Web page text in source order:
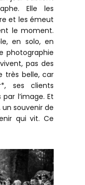
Elle les
et les émeut
le moment.
en solo, en
photographie
pas des
très belle, car
ses clients
l’image. Et
souvenir de
qui vit. Ce